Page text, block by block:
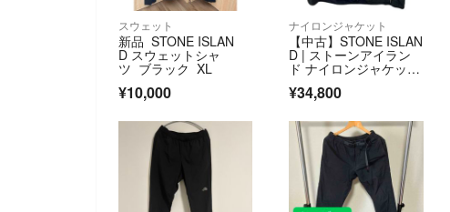
スウェット
新品 STONE ISLAN
D スウェットシャ
ツ ブラック XL
¥10,000
ナイロンジャケット
【中古】STONE ISLAN
D | ストーンアイラン
ド ナイロンジャケッ
【尾張小牧店】
¥34,800